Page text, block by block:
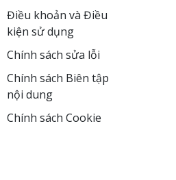
Điều khoản và Điều
kiện sử dụng
Chính sách sửa lỗi
Chính sách Biên tập
nội dung
Chính sách Cookie